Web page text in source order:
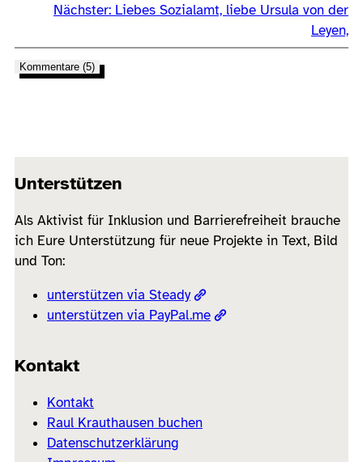
Nächster: Liebes Sozialamt, liebe Ursula von der
Leyen,
Kommentare (5)
Unterstützen
Als Aktivist für Inklusion und Barrierefreiheit brauche
ich Eure Unterstützung für neue Projekte in Text, Bild
und Ton:
unterstützen via Steady
unterstützen via PayPal.me
Kontakt
Kontakt
Raul Krauthausen buchen
Datenschutzerklärung